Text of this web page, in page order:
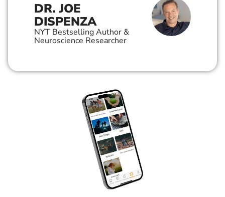
DR. JOE
DISPENZA
NYT Bestselling Author &
Neuroscience Researcher